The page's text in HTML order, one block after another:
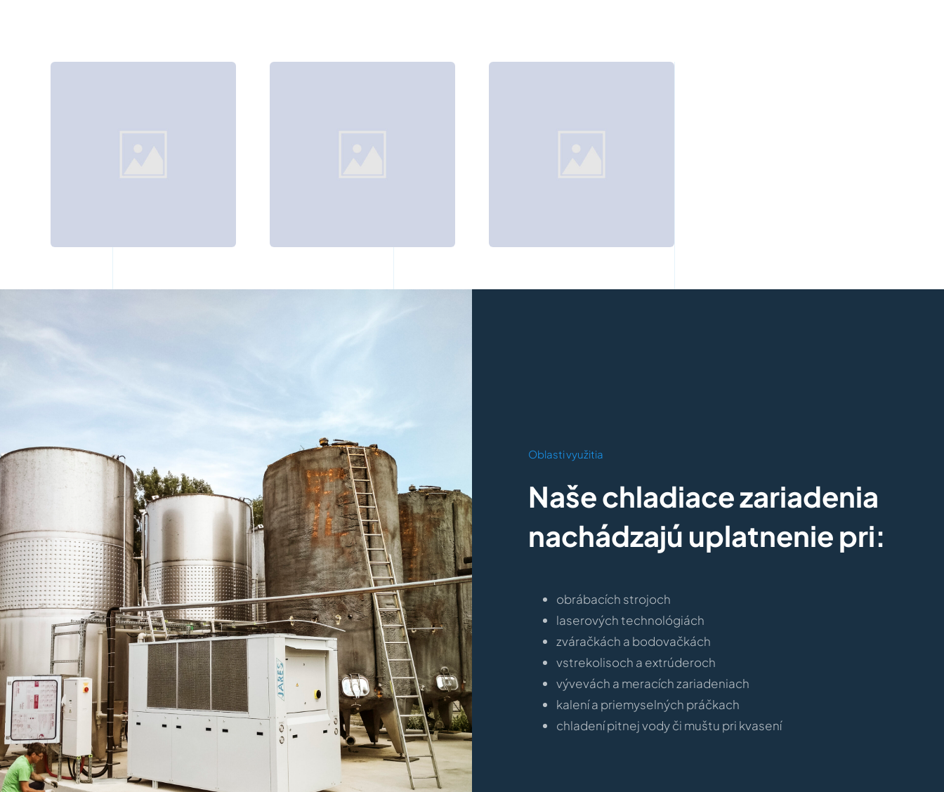
Oblasti využitia
Naše chladiace zariadenia
nachádzajú uplatnenie pri:
obrábacích strojoch
laserových technológiách
zváračkách a bodovačkách
vstrekolisoch a extrúderoch
vývevách a meracích zariadeniach
kalení a priemyselných práčkach
chladení pitnej vody či muštu pri kvasení